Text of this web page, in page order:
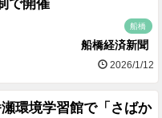
で開催
船橋
船橋経済新聞
2026/1/12
環境学習館で「さばか